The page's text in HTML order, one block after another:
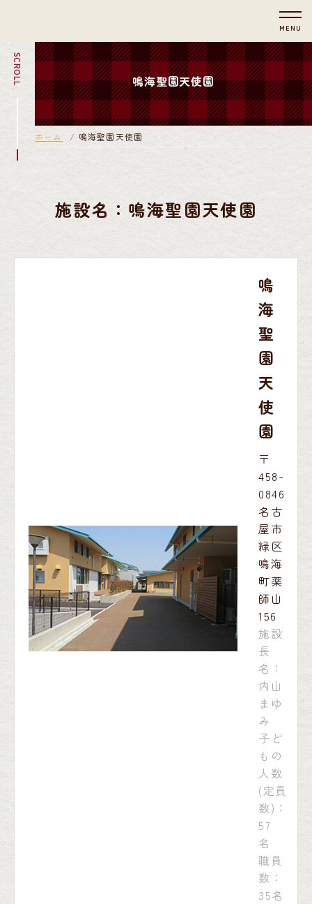
MENU
SCROLL 鳴海聖園天使園
ホーム 鳴海聖園天使園
施設名：鳴海聖園天使園
鳴
海
聖
園
天
使
園
〒
458-
0846
名古
屋市
緑区
鳴海
町薬
師山
156
施設
長
名：
内山
まゆ
み
子ど
もの
人数
(定員
数)：
57
名
職員
数：
35名